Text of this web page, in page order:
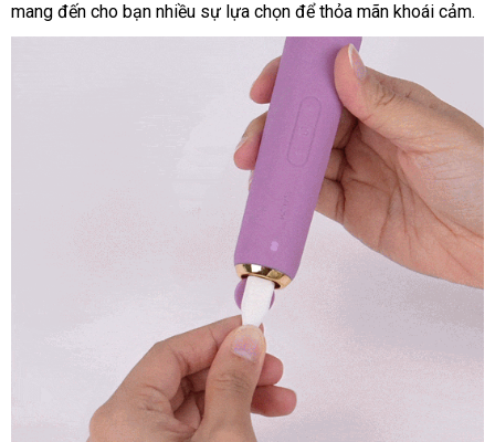
địa
Lan
mang đến cho bạn nhiều sự lựa chọn kiểm
tra
để thỏa mãn khoái cảm.